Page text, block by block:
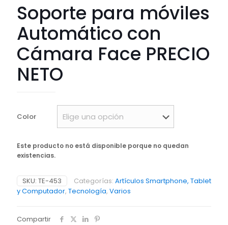
Soporte para móviles
Automático con
Cámara Face PRECIO
NETO
Color
Este producto no está disponible porque no quedan
existencias.
SKU: TE-453 Categorías: Artículos Smartphone, Tablet
y Computador, Tecnología, Varios
Compartir